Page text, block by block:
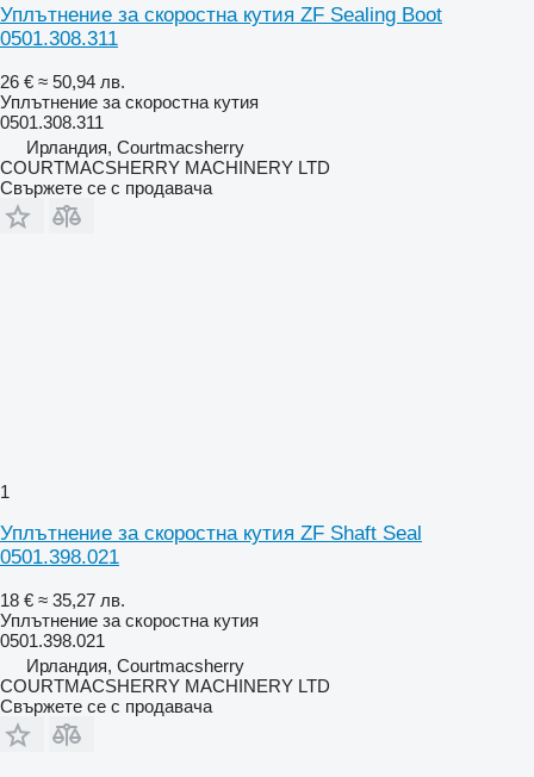
Уплътнение за скоростна кутия ZF Sealing Boot
0501.308.311
26 € ≈ 50,94 лв.
Уплътнение за скоростна кутия
0501.308.311
Ирландия, Courtmacsherry
COURTMACSHERRY MACHINERY LTD
Свържете се с продавача
1
Уплътнение за скоростна кутия ZF Shaft Seal
0501.398.021
18 € ≈ 35,27 лв.
Уплътнение за скоростна кутия
0501.398.021
Ирландия, Courtmacsherry
COURTMACSHERRY MACHINERY LTD
Свържете се с продавача